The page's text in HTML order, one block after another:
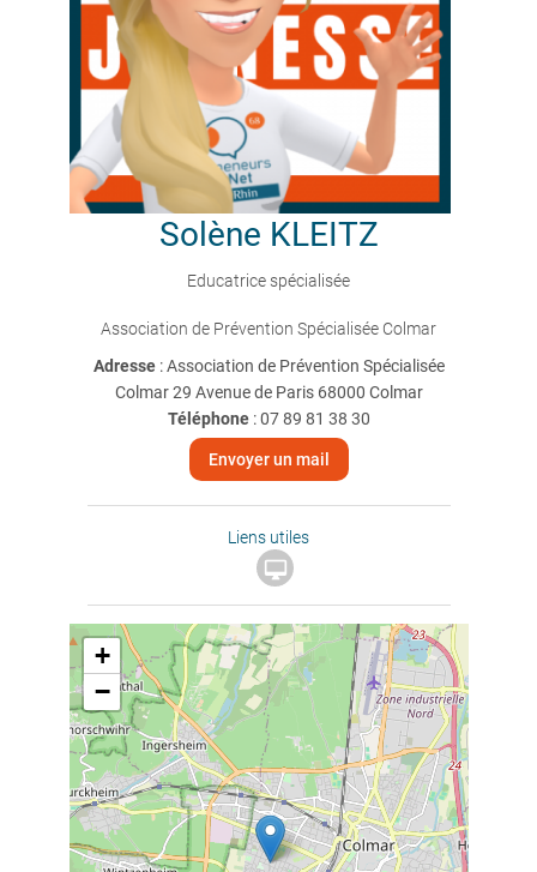
Solène KLEITZ
Educatrice spécialisée
Association de Prévention Spécialisée Colmar
Adresse : Association de Prévention Spécialisée
Colmar 29 Avenue de Paris 68000 Colmar
Téléphone:07 89 81 38 30
Envoyer un mail
Liens utiles

+
−